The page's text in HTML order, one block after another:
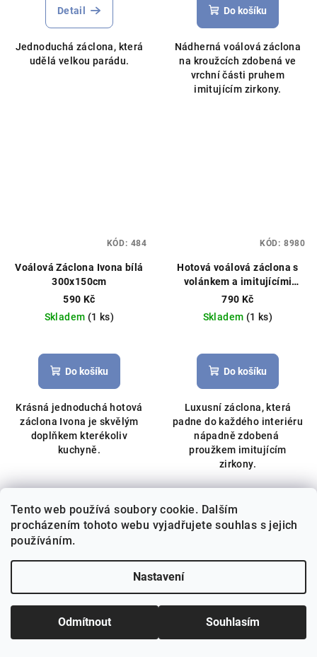
Tento web používá soubory cookie. Dalším
procházením tohoto webu vyjadřujete souhlas s jejich
používáním.
Nastavení
Odmítnout Souhlasím
produktu
z
5
Detail
Jednoduchá záclona, která
udělá velkou parádu.
produktu
z
5
hvězdiček.
Do košíku
Nádherná voálová záclona
na kroužcích zdobená ve
vrchní části pruhem
imitujícím zirkony.
Voálová Záclona Ivona bílá
300x150cm
590 Kč
Skladem (1 ks)
hodnocení
produktu
z
5
hvězdiček.
Do košíku
Krásná jednoduchá hotová
záclona Ivona je skvělým
doplňkem kterékoliv
kuchyně.
KÓD: 484
Hotová voálová záclona s
volánkem a imitujícími
zirkony Ohaio 400x150cm
790 Kč
Skladem (1 ks)
Do košíku
Luxusní záclona, která
padne do každého interiéru
nápadně zdobená
proužkem imitujícím
zirkony.
KÓD: 8980
Hotová voálová záclona s
KÓD:
Hotový voálový